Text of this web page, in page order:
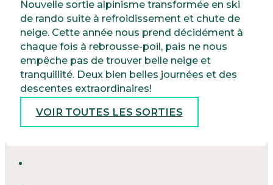
Nouvelle sortie alpinisme transformée en ski
de rando suite à refroidissement et chute de
neige. Cette année nous prend décidément à
chaque fois à rebrousse-poil, pais ne nous
empêche pas de trouver belle neige et
tranquillité. Deux bien belles journées et des
descentes extraordinaires!
VOIR TOUTES LES SORTIES